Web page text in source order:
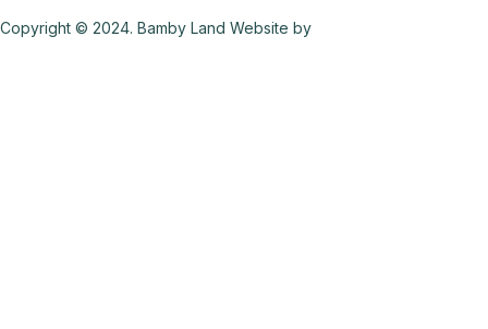
Copyright © 2024. Bamby Land Website by